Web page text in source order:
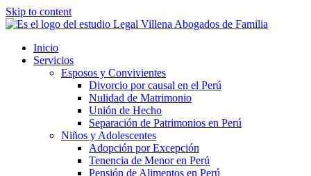
Skip to content
Inicio
Servicios
Esposos y Convivientes
Divorcio por causal en el Perú
Nulidad de Matrimonio
Unión de Hecho
Separación de Patrimonios en Perú
Niños y Adolescentes
Adopción por Excepción
Tenencia de Menor en Perú
Pensión de Alimentos en Perú